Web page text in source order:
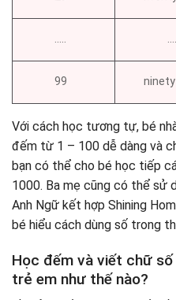
….. ….
99
Với cách học tương tự, bé
đếm từ 1 – 100 dễ dàng và
bạn có thể cho bé học tiếp
1000. Ba mẹ cũng có thể sử
Anh Ngữ kết hợp Shining
bé hiểu cách dùng số trong
Học đếm và viết chữ
trẻ em như thế nào?